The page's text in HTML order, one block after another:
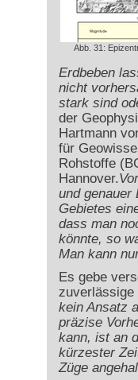
Abb. 31:
Erdbeben
nicht
stark sind
der
Hartmann
für
Rohstoffe
Hannover.
und genauer
Gebietes
dass man
könnte, so
Man kann
Es gebe
kein Ansatz
präzise
kann, ist an
kürzester
Züge